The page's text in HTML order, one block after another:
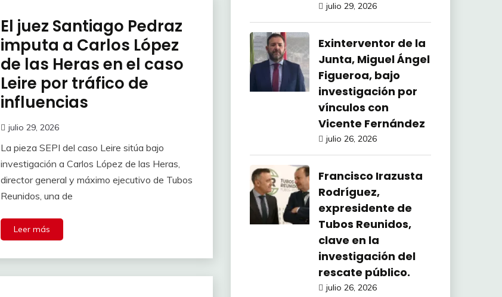
El juez Santiago Pedraz
imputa a Carlos López
de las Heras en el caso
Leire por tráfico de
influencias
julio 29, 2026
La pieza SEPI del caso Leire sitúa bajo
investigación a Carlos López de las Heras,
director general y máximo ejecutivo de Tubos
Reunidos, una de
Leer más
julio 29, 2026
Exinterventor de la
Junta, Miguel Ángel
Figueroa, bajo
investigación por
vínculos con
Vicente Fernández
julio 26, 2026
Francisco Irazusta
Rodríguez,
expresidente de
Tubos Reunidos,
clave en la
investigación del
rescate público.
julio 26, 2026